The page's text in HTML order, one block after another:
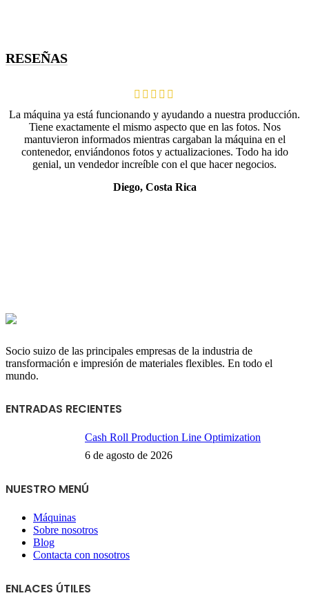
RESEÑAS
La máquina ya está funcionando y ayudando a nuestra producción.
Tiene exactamente el mismo aspecto que en las fotos. Nos
mantuvieron informados mientras cargaban la máquina en el
contenedor, enviándonos fotos y actualizaciones. Todo ha ido
genial, un vendedor increíble con el que hacer negocios.
Diego, Costa Rica
Socio suizo de las principales empresas de la industria de
transformación e impresión de materiales flexibles. En todo el
mundo.
ENTRADAS RECIENTES
Cash Roll Production Line Optimization
6 de agosto de 2026
NUESTRO MENÚ
Máquinas
Sobre nosotros
Blog
Contacta con nosotros
ENLACES ÚTILES